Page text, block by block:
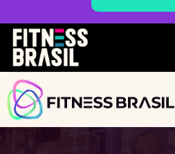
Saltar
contenido